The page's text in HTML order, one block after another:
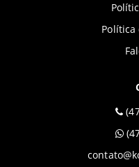
Política